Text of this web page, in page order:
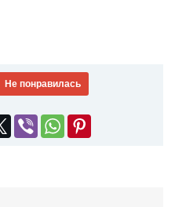
Не понравилась